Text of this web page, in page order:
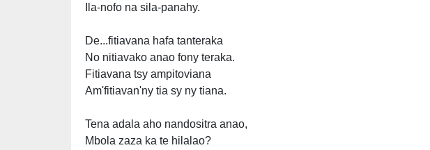
Ila-nofo na sila-panahy.
De...fitiavana hafa tanteraka
No nitiavako anao fony teraka.
Fitiavana tsy ampitoviana
Am'fitiavan'ny tia sy ny tiana.
Tena adala aho nandositra anao,
Mbola zaza ka te hilalao?